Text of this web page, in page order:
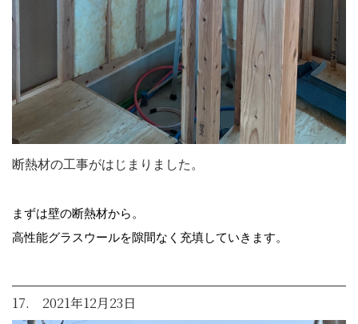
断熱材の工事がはじまりました。
まずは壁の断熱材から。
高性能グラスウールを隙間なく充填していきます。
17. 2021年12月23日